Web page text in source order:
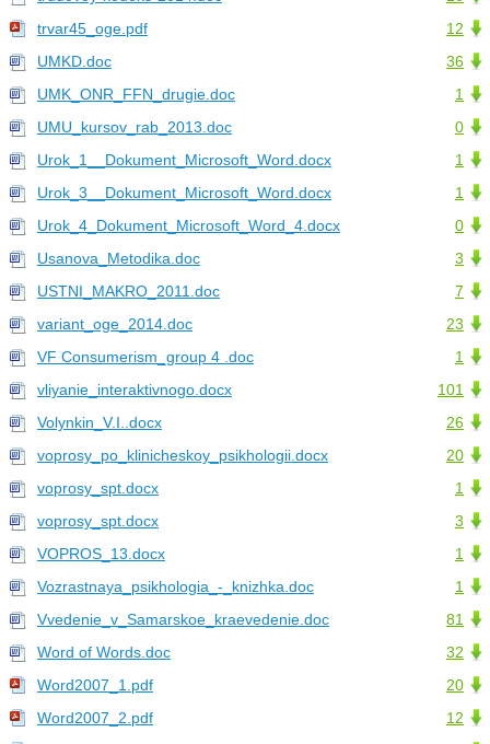
12
trvar45_oge.pdf
36
UMKD.doc
1
UMK_ONR_FFN_drugie.doc
0
UMU_kursov_rab_2013.doc
1
Urok_1__Dokument_Microsoft_Word.docx
1
Urok_3__Dokument_Microsoft_Word.docx
0
Urok_4_Dokument_Microsoft_Word_4.docx
3
Usanova_Metodika.doc
7
USTNI_MAKRO_2011.doc
23
variant_oge_2014.doc
1
VF Consumerism_group 4 .doc
101
vliyanie_interaktivnogo.docx
26
Volynkin_V.I..docx
20
voprosy_po_klinicheskoy_psikhologii.docx
1
voprosy_spt.docx
3
voprosy_spt.docx
1
VOPROS_13.docx
1
Vozrastnaya_psikhologia_-_knizhka.doc
81
Vvedenie_v_Samarskoe_kraevedenie.doc
32
Word of Words.doc
20
Word2007_1.pdf
12
Word2007_2.pdf